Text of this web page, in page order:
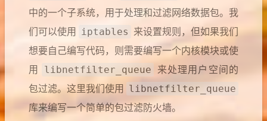
中的一个子系统，用于处理和过滤网络数据包。我
们可以使用
iptables
来设置规则，但如果我们
想要自己编写代码，则需要编写一个内核模块或使
用
libnetfilter_queue
来处理用户空间的
包过滤。这里我们使用
libnetfilter_queue
库来编写一个简单的包过滤防火墙。